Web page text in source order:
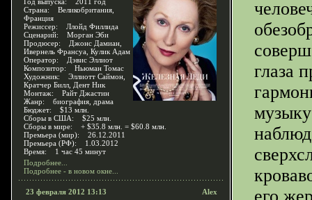
Страна: Великобритания,
Франция
Режиссер: Ллойд Филлида
Сценарий: Морган Эби
Продюсер: Джонс Дамиан,
Ивернель Франсуа, Кулик Адам
Оператор: Дэвис Эллиот
Композитор: Ньюман Томас
Художник: Эллиотт Саймон,
Кратчер Билл, Дент Ник
Монтаж: Райт Джастин
Жанр: биография, драма
Бюджет: $13 млн.
Сборы в США: $25 млн.
Сборы в мире: + $35.8 млн. = $60.8 млн.
Премьера (мир): 26.12.2011
Премьера (РФ): 1.03.2012
Время: 1 час 45 минут
Подробнее...
Подробнее - в новом окне...
23 февраля 2012 13:13
Alex
глаза